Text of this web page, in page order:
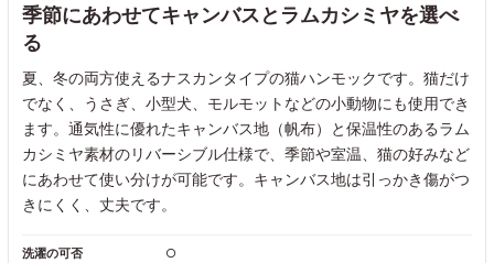
季節にあわせてキャンバスとラムカシミヤを選べ
る
夏、冬の両方使えるナスカンタイプの猫ハンモックです。猫だけ
でなく、うさぎ、小型犬、モルモットなどの小動物にも使用でき
ます。通気性に優れたキャンバス地（帆布）と保温性のあるラム
カシミヤ素材のリバーシブル仕様で、季節や室温、猫の好みなど
にあわせて使い分けが可能です。キャンバス地は引っかき傷がつ
きにくく、丈夫です。
洗濯の可否 ○